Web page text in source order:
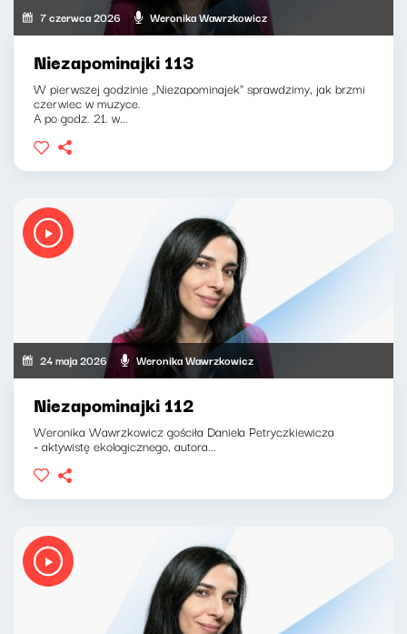
7 czerwca 2026 Weronika Wawrzkowicz
Niezapominajki 113
W pierwszej godzinie „Niezapominajek" sprawdzimy, jak brzmi
czerwiec w muzyce.
A po godz. 21. w...
24 maja 2026 Weronika Wawrzkowicz
Niezapominajki 112
Weronika Wawrzkowicz gościła Daniela Petryczkiewicza
- aktywistę ekologicznego, autora...